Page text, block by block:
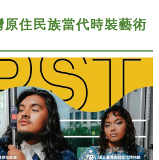
住民族當代時裝藝術